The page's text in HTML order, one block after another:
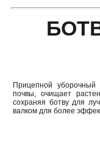
Прицепной уборочный
почвы, очищает
сохраняя ботву для
валком для более